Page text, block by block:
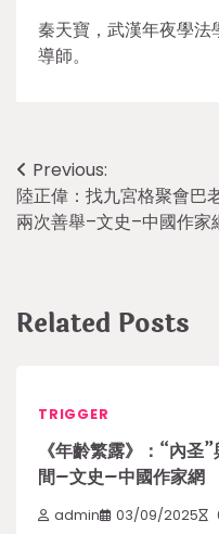
秦天寶，武漢年夜學法
導師。
Post
navigation
Previous:
陸正偉：找九宮格聚會巴
兩次善舉–文史–中國作家
Related Posts
TRIGGER
《年齡繁露》：“內圣
間–文史–中國作家網
admin 03/09/2025